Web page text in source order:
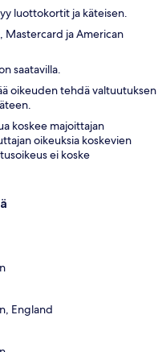
luottokortit ja käteisen.
Mastercard ja American
saatavilla.
oikeuden tehdä valtuutuksen
koskee majoittajan
oikeuksia koskevien
ei koske
England